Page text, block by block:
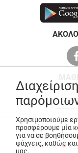
© Copyright
Made with
by
Χρησιμοποιούμε
προσφέρουμε μία
για να σε
ψάχνεις, καθώς
μας.